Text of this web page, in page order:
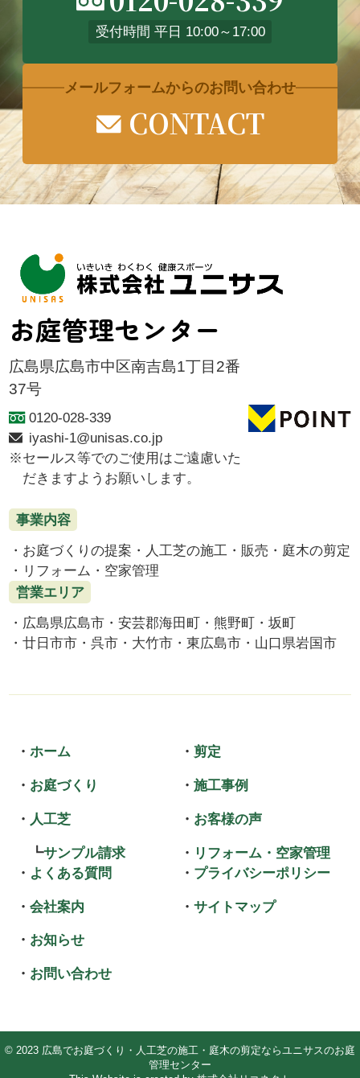
受付時間 平日 10:00～17:00
メールフォームからのお問い合わせ
CONTACT
お庭管理センター
広島県広島市中区南吉島1丁目2番
37号
0120-028-339
iyashi-1@unisas.co.jp
セールス等でのご使用はご遠慮いた
だきますようお願いします。
事業内容
お庭づくりの提案 人工芝の施工・販売
庭木の剪定
リフォーム
空家管理
営業エリア
広島県広島市 安芸郡海田町 熊野町
坂町
廿日市市
呉市 大竹市 東広島市 山口県岩国市
ホーム
お庭づくり
人工芝
サンプル請求
剪定
施工事例
お客様の声
リフォーム・空家管理
よくある質問
会社案内
お知らせ
お問い合わせ
プライバシーポリシー
サイトマップ
© 2023 広島でお庭づくり・人工芝の施工・庭木の剪定ならユニサスのお庭
管理センター